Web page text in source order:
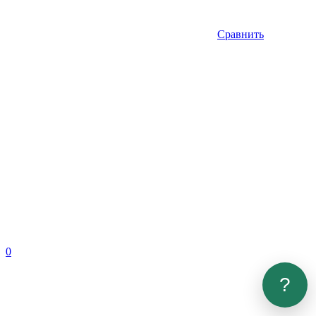
Сравнить
0
?